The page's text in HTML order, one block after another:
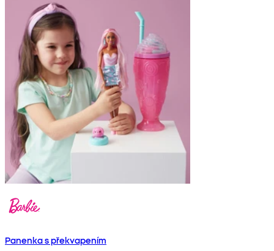
Panenka s překvapením